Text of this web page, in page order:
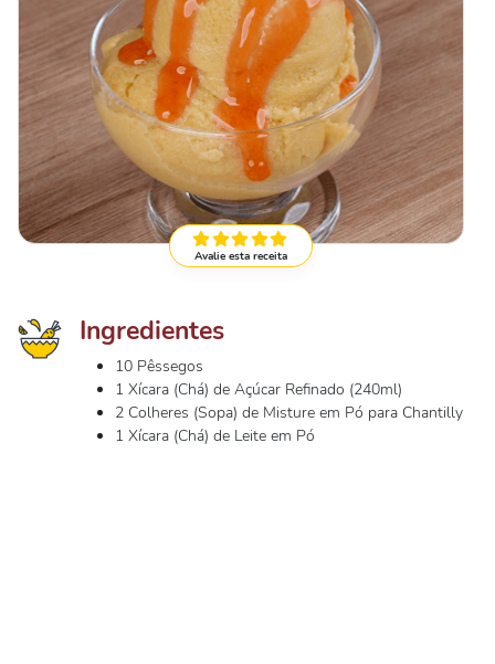
Avalie esta receita
Ingredientes
10 Pêssegos
1 Xícara (Chá) de Açúcar Refinado (240ml)
2 Colheres (Sopa) de Misture em Pó para Chantilly
1 Xícara (Chá) de Leite em Pó